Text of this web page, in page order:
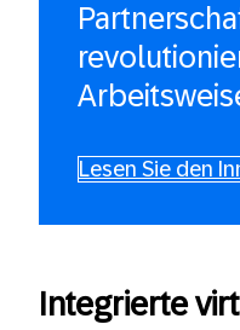
Lesen Sie den
Integrierte